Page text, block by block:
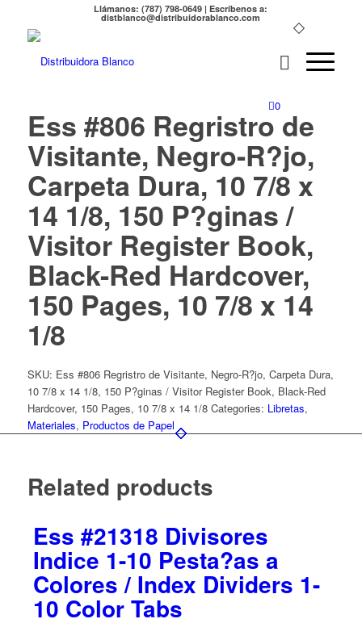
Llámanos: (787) 798-0649 | Escríbenos a:
distblanco@distribuidorablanco.com
0
Ess #806 Regristro de
Visitante, Negro-R?jo,
Carpeta Dura, 10 7/8 x
14 1/8, 150 P?ginas /
Visitor Register Book,
Black-Red Hardcover,
150 Pages, 10 7/8 x 14
1/8
SKU: Ess #806 Regristro de Visitante, Negro-R?jo, Carpeta Dura,
10 7/8 x 14 1/8, 150 P?ginas / Visitor Register Book, Black-Red
Hardcover, 150 Pages, 10 7/8 x 14 1/8 Categories: Libretas,
Materiales, Productos de Papel
Related products
Ess #21318 Divisores
Indice 1-10 Pesta?as a
Colores / Index Dividers 1-
10 Color Tabs